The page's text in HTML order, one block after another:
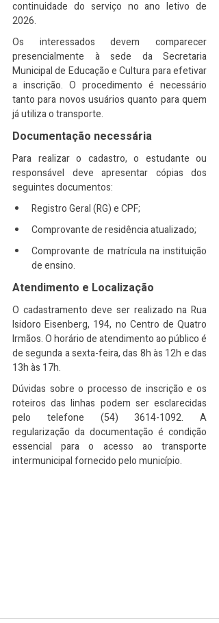
continuidade do serviço no ano letivo de
2026.
Os interessados devem comparecer
presencialmente à sede da Secretaria
Municipal de Educação e Cultura para efetivar
a inscrição. O procedimento é necessário
tanto para novos usuários quanto para quem
já utiliza o transporte.
Documentação necessária
Para realizar o cadastro, o estudante ou
responsável deve apresentar cópias dos
seguintes documentos:
Registro Geral (RG) e CPF;
Comprovante de residência atualizado;
Comprovante de matrícula na instituição
de ensino.
Atendimento e Localização
O cadastramento deve ser realizado na Rua
Isidoro Eisenberg, 194, no Centro de Quatro
Irmãos. O horário de atendimento ao público é
de segunda a sexta-feira, das 8h às 12h e das
13h às 17h.
Dúvidas sobre o processo de inscrição e os
roteiros das linhas podem ser esclarecidas
pelo telefone (54) 3614-1092. A
regularização da documentação é condição
essencial para o acesso ao transporte
intermunicipal fornecido pelo município.